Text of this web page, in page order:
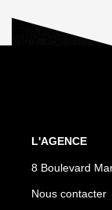
L'AGENCE
8 Boulevard
Nous contacter